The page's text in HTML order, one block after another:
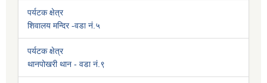
पर्यटक क्षेत्र
शिवालय मन्दिर -वडा नं.५
पर्यटक क्षेत्र
थानपोखरी थान - वडा नं.९